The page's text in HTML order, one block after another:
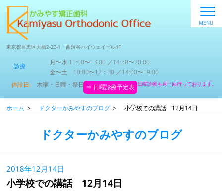
東京都目黒区大橋2-23-1 西渋谷ハイウェイビル4F
診療
月〜水 11:00〜13:00 ／14:30〜20:00
金〜土 10:00〜12：30 ／14:00〜19:00
休診日
木曜・日曜・祭日 ⇒ 日曜診療予定表 日曜診療も月一回行っております。
ホーム > ドクターかみやすのブログ > 小学校での講話 12月14日
ドクターかみやすのブログ
2018年12月14日
小学校での講話 12月14日